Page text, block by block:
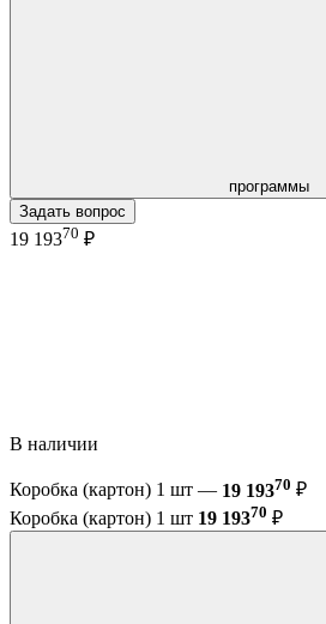
программы
Задать вопрос
19 19370 ₽
В наличии
Коробка (картон) 1 шт — 19 19370 ₽
Коробка (картон) 1 шт 19 19370 ₽